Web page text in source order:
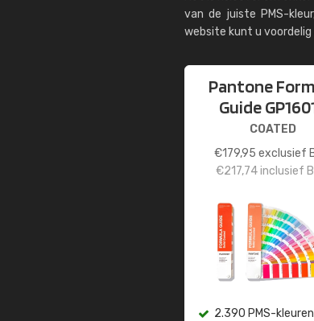
van de juiste PMS-
website kunt u voordelig
Pantone
Guide
COATED
€179,95 exclusief
€217,74inclusief
2.390 PMS-kleuren